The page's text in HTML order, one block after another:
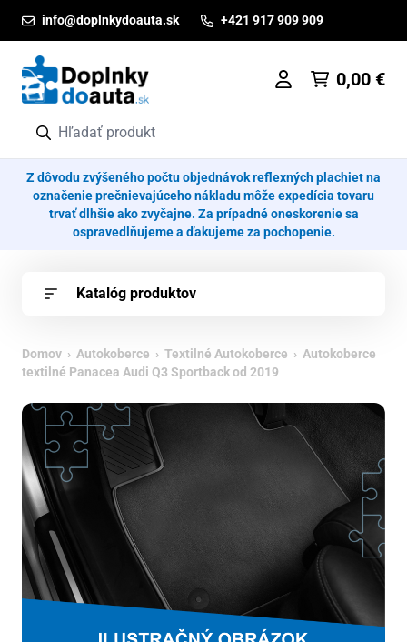
info@doplnkydoauta.sk +421 917 909 909
0,00 €
Z dôvodu zvýšeného počtu objednávok reflexných plachiet na
označenie prečnievajúceho nákladu môže expedícia tovaru
trvať dlhšie ako zvyčajne. Za prípadné oneskorenie sa
ospravedlňujeme a ďakujeme za pochopenie.
Katalóg produktov
Domov › Autokoberce › Textilné Autokoberce › Autokoberce
textilné Panacea Audi Q3 Sportback od 2019